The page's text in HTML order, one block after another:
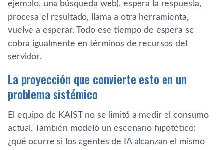
ejemplo, una búsqueda web), espera la respuesta,
procesa el resultado, llama a otra herramienta,
vuelve a esperar. Todo ese tiempo de espera se
cobra igualmente en términos de recursos del
servidor.
La proyección que convierte esto en un
problema sistémico
El equipo de KAIST no se limitó a medir el consumo
actual. También modeló un escenario hipotético:
¿qué ocurre si los agentes de IA alcanzan el mismo